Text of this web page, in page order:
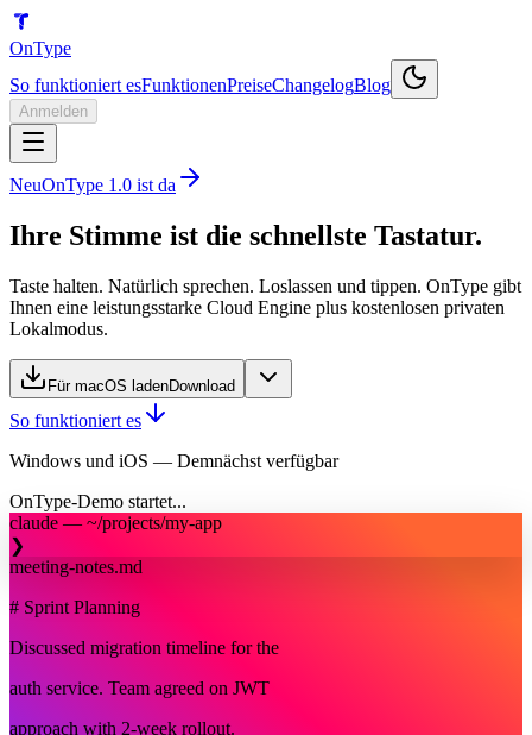
OnType
So funktioniert esFunktionenPreiseChangelogBlog
Anmelden
NeuOnType 1.0 ist da
Ihre Stimme ist die schnellste Tastatur.
Taste halten. Natürlich sprechen. Loslassen und tippen. OnType gibt
Ihnen eine leistungsstarke Cloud Engine plus kostenlosen privaten
Lokalmodus.
Für macOS ladenDownload
So funktioniert es
Windows und iOS — Demnächst verfügbar
OnType-Demo startet...
claude — ~/projects/my-app
❯
meeting-notes.md
# Sprint Planning
Discussed migration timeline for the
auth service. Team agreed on JWT
approach with 2-week rollout.